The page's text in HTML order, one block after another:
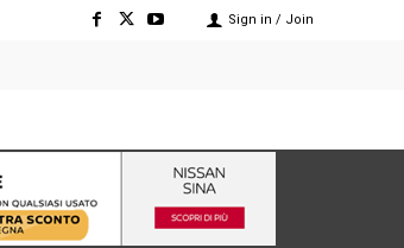
Sign in / Join